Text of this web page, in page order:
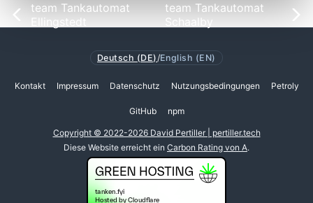
team Tankautomat
Ellingstedt
team Tankautomat
Schaalby
Deutsch (DE) /English (EN)
Kontakt Impressum Datenschutz Nutzungsbedingungen Petroly
GitHub npm
Copyright © 2022-2026 David Pertiller | pertiller.tech
Diese Website erreicht ein Carbon Rating von A.